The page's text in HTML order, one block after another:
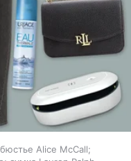
Alice McCall;